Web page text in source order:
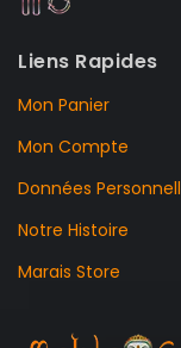
Liens Rapides
Mon Panier
Mon Compte
Données
Notre Histoire
Marais Store